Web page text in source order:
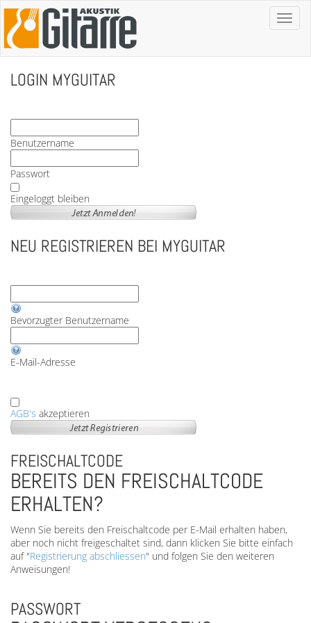
Toggle
LOGIN MYGUITAR
Benutzername
Passwort
Eingeloggt bleiben
NEU REGISTRIEREN BEI MYGUITAR
Bevorzugter Benutzername
E-Mail-Adresse
AGB's akzeptieren
FREISCHALTCODE
BEREITS DEN FREISCHALTCODE
ERHALTEN?
Wenn Sie bereits den Freischaltcode per E-Mail erhalten haben,
aber noch nicht freigeschaltet sind, dann klicken Sie bitte einfach
auf "Registrierung abschliessen" und folgen Sie den weiteren
Anweisungen!
PASSWORT